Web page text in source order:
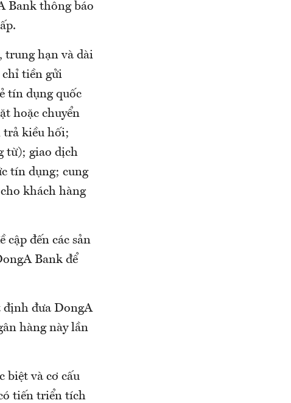
Bank thông báo
trung hạn và dài
chỉ tiền gửi
tín dụng quốc
hoặc chuyển
trả kiều hối;
từ); giao dịch
tín dụng; cung
khách hàng
cập đến các sản
Bank để
định đưa DongA
hàng này lần
biệt và cơ cấu
tiến triển tích